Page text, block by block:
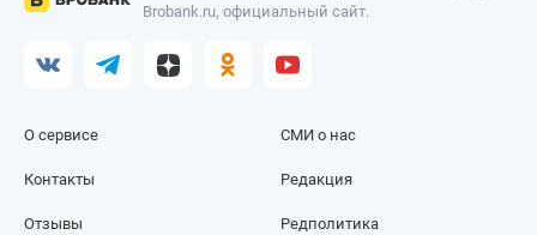
Brobank.ru, официальный сайт.
О сервисе
Контакты
Отзывы
СМИ о нас
Редакция
Редполитика